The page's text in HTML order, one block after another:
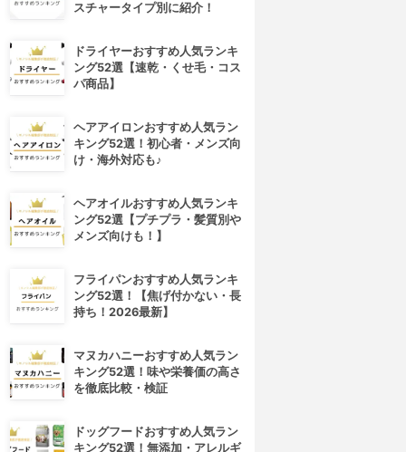
4位
Cosmetique(ランジェ
コスメティーク)
湘南美容クリニック(美容
3.06(13)
メディシェア
スチャータイプ別に紹介！
ドライヤーおすすめ人気ランキ
ング52選【速乾・くせ毛・コス
パ商品】
ヘアアイロンおすすめ人気ラン
キング52選！初心者・メンズ向
け・海外対応も♪
ヘアオイルおすすめ人気ランキ
ング52選【プチプラ・髪質別や
メンズ向けも！】
フライパンおすすめ人気ランキ
ング52選！【焦げ付かない・長
持ち！2026最新】
マヌカハニーおすすめ人気ラン
キング52選！味や栄養価の高さ
を徹底比較・検証
ドッグフードおすすめ人気ラン
キング52選！無添加・アレルギ